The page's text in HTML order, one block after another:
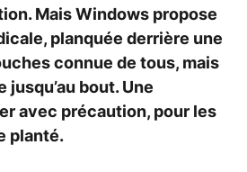
Mais Windows propose
planquée derrière une
connue de tous, mais
bout. Une
avec précaution, pour les
planté.